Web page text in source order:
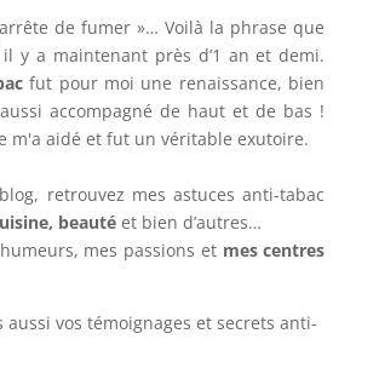
de fumer »… Voilà la phrase que
il y a maintenant près d’1 an et demi.
fut pour moi une renaissance, bien
accompagné de haut et de bas !
m'a aidé et fut un véritable exutoire.
retrouvez mes astuces anti-tabac
beautéet bien d’autres…
mes passions et mes centres
aussi vos témoignages et secrets anti-